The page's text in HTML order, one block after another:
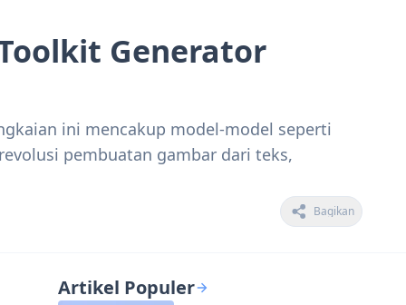
Generator
ini mencakup model-model seperti
pembuatan gambar dari teks,
Bagikan
Artikel Populer